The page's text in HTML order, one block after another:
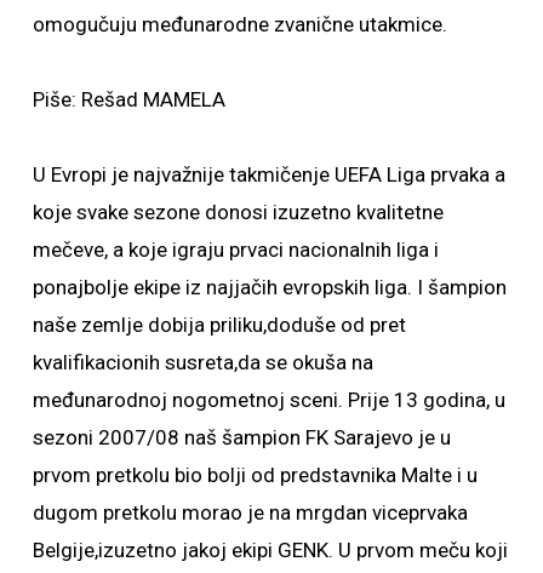
omogučuju međunarodne zvanične utakmice.
Piše: Rešad MAMELA
U Evropi je najvažnije takmičenje UEFA Liga prvaka a
koje svake sezone donosi izuzetno kvalitetne
mečeve, a koje igraju prvaci nacionalnih liga i
ponajbolje ekipe iz najjačih evropskih liga. I šampion
naše zemlje dobija priliku,doduše od pret
kvalifikacionih susreta,da se okuša na
međunarodnoj nogometnoj sceni. Prije 13 godina, u
sezoni 2007/08 naš šampion FK Sarajevo je u
prvom pretkolu bio bolji od predstavnika Malte i u
dugom pretkolu morao je na mrgdan viceprvaka
Belgije,izuzetno jakoj ekipi GENK. U prvom meču koji